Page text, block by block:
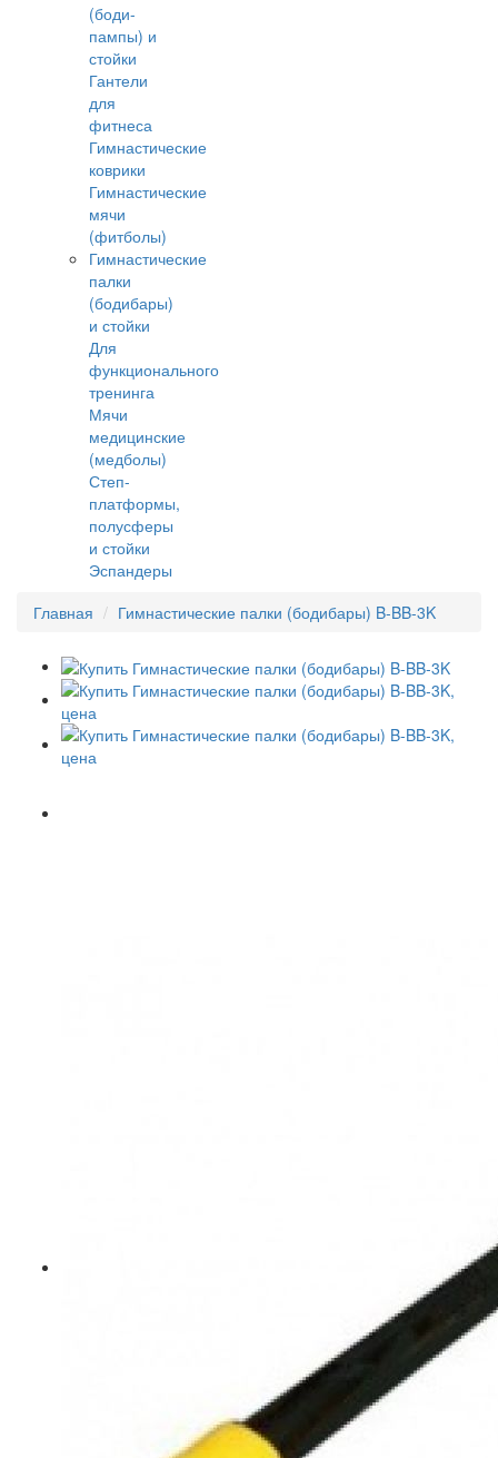
(боди-
пампы) и
стойки
Гантели
для
фитнеса
Гимнастические
коврики
Гимнастические
мячи
(фитболы)
Гимнастические
палки
(бодибары)
и стойки
Для
функционального
тренинга
Мячи
медицинские
(медболы)
Степ-
платформы,
полусферы
и стойки
Эспандеры
Главная
Гимнастические палки (бодибары) B-BB-3K